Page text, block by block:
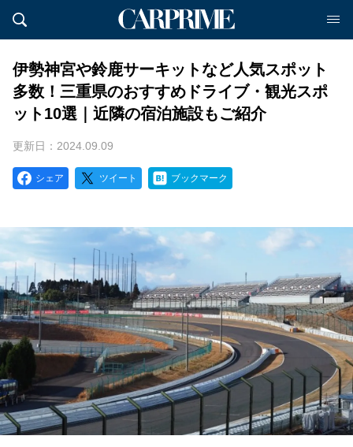
伊勢神宮や鈴鹿サーキットなど人気スポット
多数！三重県のおすすめドライブ・観光スポ
ット10選｜近隣の宿泊施設もご紹介
更新日：2024.09.09
シェア ツイート ブックマーク